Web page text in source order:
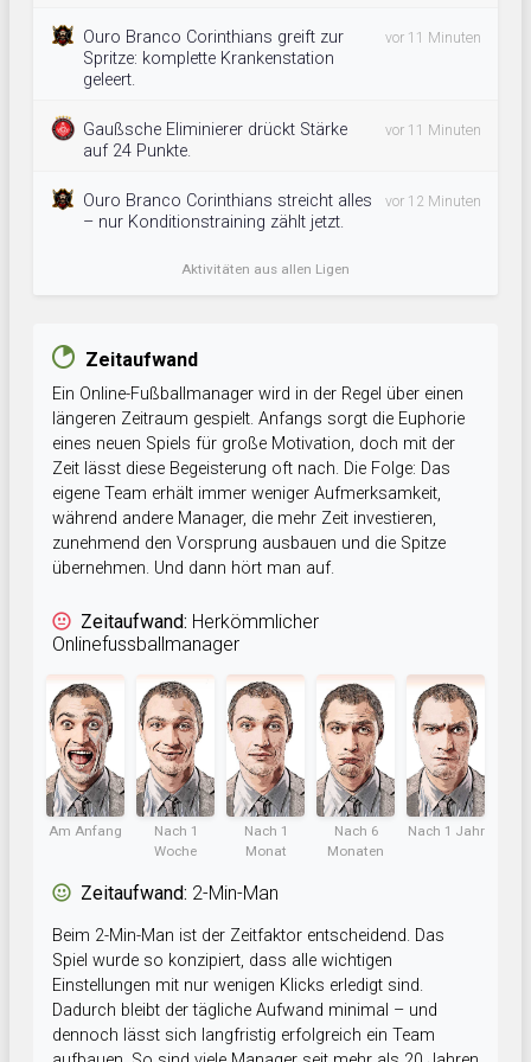
Ouro Branco Corinthians greift zur
Spritze: komplette Krankenstation
geleert.
vor 11 Minuten
Gaußsche Eliminierer drückt Stärke
auf 24 Punkte.
vor 11 Minuten
Ouro Branco Corinthians streicht alles
– nur Konditionstraining zählt jetzt.
vor 12 Minuten
Aktivitäten aus allen Ligen
Zeitaufwand
Ein Online-Fußballmanager wird in der Regel über einen
längeren Zeitraum gespielt. Anfangs sorgt die Euphorie
eines neuen Spiels für große Motivation, doch mit der
Zeit lässt diese Begeisterung oft nach. Die Folge: Das
eigene Team erhält immer weniger Aufmerksamkeit,
während andere Manager, die mehr Zeit investieren,
zunehmend den Vorsprung ausbauen und die Spitze
übernehmen. Und dann hört man auf.
Zeitaufwand: Herkömmlicher
Onlinefussballmanager
Am Anfang
Nach 1
Woche
Nach 1
Monat
Nach 6
Monaten
Nach 1 Jahr
Zeitaufwand: 2-Min-Man
Beim 2-Min-Man ist der Zeitfaktor entscheidend. Das
Spiel wurde so konzipiert, dass alle wichtigen
Einstellungen mit nur wenigen Klicks erledigt sind.
Dadurch bleibt der tägliche Aufwand minimal – und
dennoch lässt sich langfristig erfolgreich ein Team